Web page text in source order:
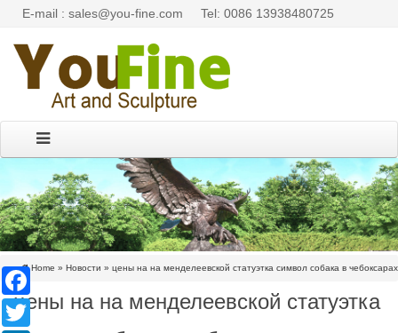
E-mail : sales@you-fine.com Tel: 0086 13938480725
Home » Новости » цены на на менделеевской статуэтка символ собака в чебоксарах
цены на на менделеевской статуэтка
Facebook
Twitter